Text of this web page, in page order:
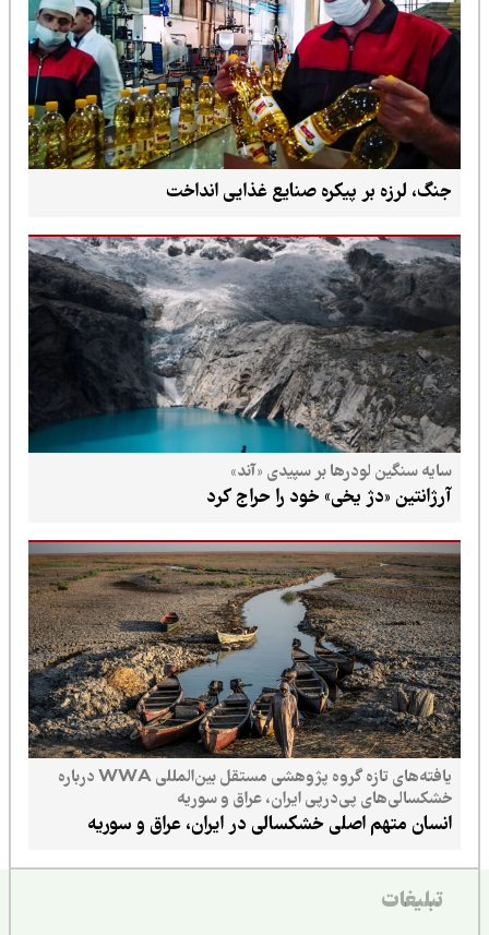
جنگ، لرزه بر پیکره صنایع غذایی انداخت
سایه سنگین لودرها بر سپیدی «آند»
آرژانتین «دژ یخی» خود را حراج کرد
یافته‌های تازه گروه پژوهشی مستقل بین‌المللی WWA درباره
خشکسالی‌های پی‌در‌پی ایران، عراق و سوریه
انسان متهم اصلی خشکسالی در ایران، عراق و سوریه
تبلیغات